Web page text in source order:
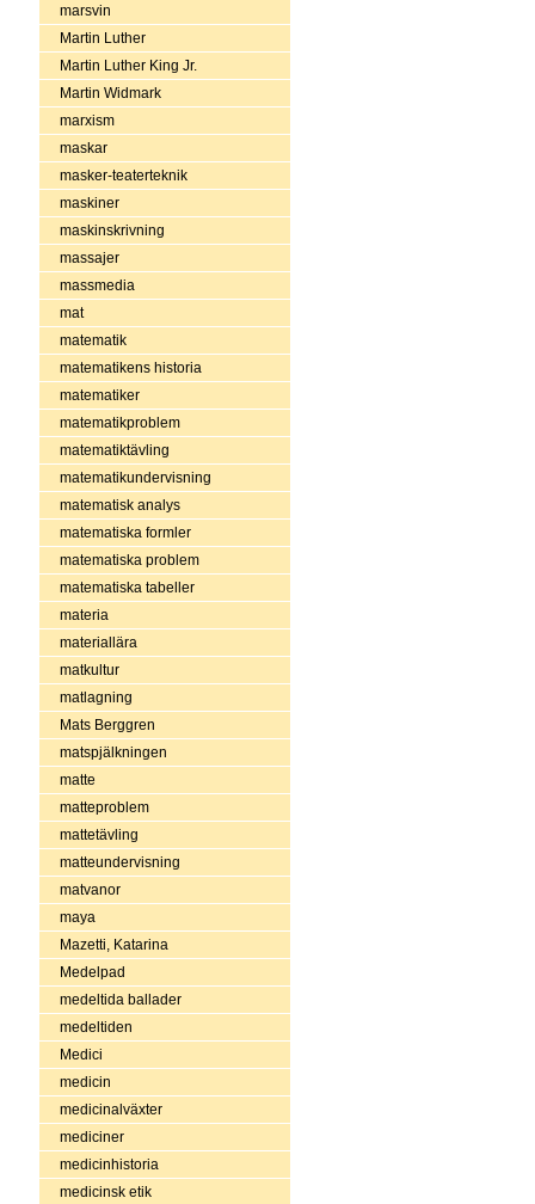
marsvin
Martin Luther
Martin Luther King Jr.
Martin Widmark
marxism
maskar
masker-teaterteknik
maskiner
maskinskrivning
massajer
massmedia
mat
matematik
matematikens historia
matematiker
matematikproblem
matematiktävling
matematikundervisning
matematisk analys
matematiska formler
matematiska problem
matematiska tabeller
materia
materiallära
matkultur
matlagning
Mats Berggren
matspjälkningen
matte
matteproblem
mattetävling
matteundervisning
matvanor
maya
Mazetti, Katarina
Medelpad
medeltida ballader
medeltiden
Medici
medicin
medicinalväxter
mediciner
medicinhistoria
medicinsk etik